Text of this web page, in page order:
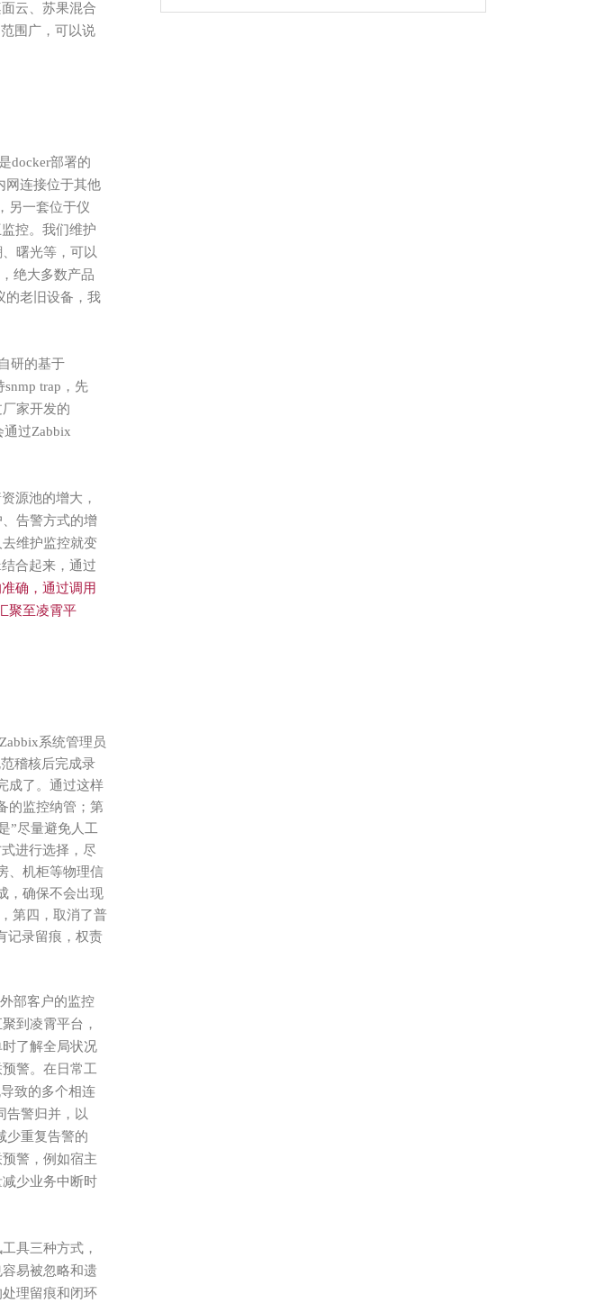
云、苏果混合
围广，可以说
docker部署的
网连接位于其他
另一套位于仪
控。我们维护
曙光等，可以
绝大多数产品
的老旧设备，我
研的基于
trap，先
家开发的
过Zabbix
源池的增大，
告警方式的增
维护监控就变
结合起来，通过
确，通过调用
聚至凌霄平
系统管理员
稽核后完成录
成了。通过这样
的监控纳管；第
”尽量避免人工
进行选择，尽
、机柜等物理信
，确保不会出现
第四，取消了普
记录留痕，权责
部客户的监控
到凌霄平台，
了解全局状况
警。在日常工
致的多个相连
告警归并，以
少重复告警的
警，例如宿主
少业务中断时
具三种方式，
易被忽略和遗
理留痕和闭环